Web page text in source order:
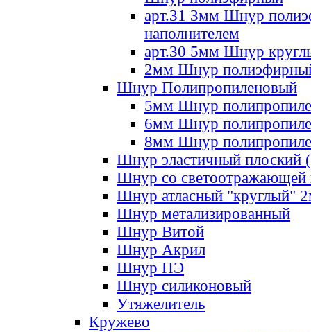
арт.31 3мм Шнур
наполнителем
арт.30 5мм Шнур
2мм Шнур
Шнур Полипропиленовый
5мм Шнур
6мм Шнур
8мм Шнур
Шнур эластичный плоский
Шнур со светоотражающей
Шнур атласный "круглый"
Шнур метализированный
Шнур Витой
Шнур Акрил
Шнур ПЭ
Шнур силиконовый
Утяжелитель
Кружево